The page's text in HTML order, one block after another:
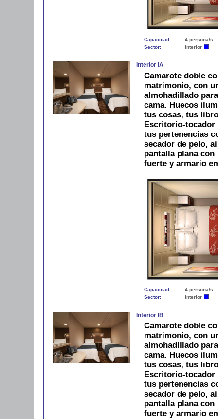
Capacidad:
4 persona/s
Sector:
Interior
Interior IA
Camarote doble
matrimonio, con
almohadillado
cama. Huecos
tus cosas, tus
Escritorio-tocador
tus pertenencias
secador de pelo,
pantalla plana
fuerte y armario
Capacidad:
4 persona/s
Sector:
Interior
Interior IB
Camarote doble
matrimonio, con
almohadillado
cama. Huecos
tus cosas, tus
Escritorio-tocador
tus pertenencias
secador de pelo,
pantalla plana
fuerte y armario